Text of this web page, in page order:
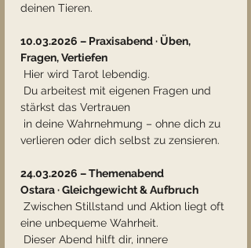
deinen Tieren.
10.03.2026 – Praxisabend · Üben,
Fragen, Vertiefen
Hier wird Tarot lebendig.
stärkst das Vertrauen
verlieren oder dich selbst zu zensieren.
24.03.2026 – Themenabend
Ostara · Gleichgewicht & Aufbruch
eine unbequeme Wahrheit.